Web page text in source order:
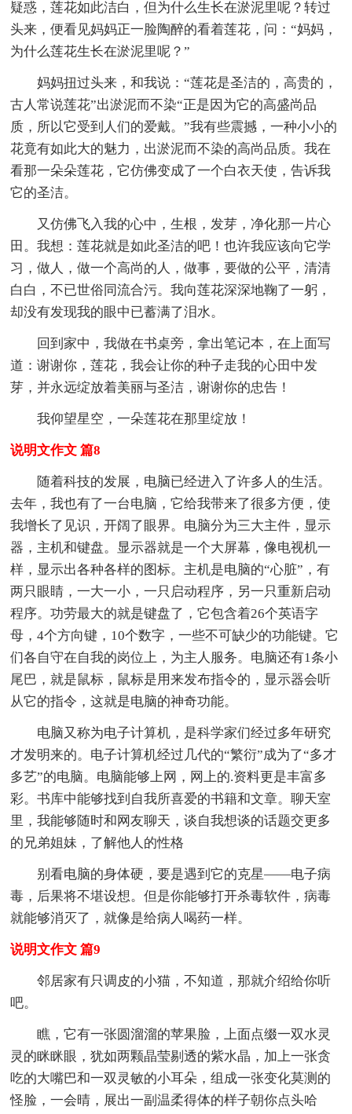
疑惑，莲花如此洁白，但为什么生长在淤泥里呢？转过
头来，便看见妈妈正一脸陶醉的看着莲花，问：“妈妈，
为什么莲花生长在淤泥里呢？”
妈妈扭过头来，和我说：“莲花是圣洁的，高贵的，
古人常说莲花”出淤泥而不染“正是因为它的高盛尚品
质，所以它受到人们的爱戴。”我有些震撼，一种小小的
花竟有如此大的魅力，出淤泥而不染的高尚品质。我在
看那一朵朵莲花，它仿佛变成了一个白衣天使，告诉我
它的圣洁。
又仿佛飞入我的心中，生根，发芽，净化那一片心
田。我想：莲花就是如此圣洁的吧！也许我应该向它学
习，做人，做一个高尚的人，做事，要做的公平，清清
白白，不已世俗同流合污。我向莲花深深地鞠了一躬，
却没有发现我的眼中已蓄满了泪水。
回到家中，我做在书桌旁，拿出笔记本，在上面写
道：谢谢你，莲花，我会让你的种子走我的心田中发
芽，并永远绽放着美丽与圣洁，谢谢你的忠告！
我仰望星空，一朵莲花在那里绽放！
说明文作文 篇8
随着科技的发展，电脑已经进入了许多人的生活。
去年，我也有了一台电脑，它给我带来了很多方便，使
我增长了见识，开阔了眼界。电脑分为三大主件，显示
器，主机和键盘。显示器就是一个大屏幕，像电视机一
样，显示出各种各样的图标。主机是电脑的“心脏”，有
两只眼睛，一大一小，一只启动程序，另一只重新启动
程序。功劳最大的就是键盘了，它包含着26个英语字
母，4个方向键，10个数字，一些不可缺少的功能键。它
们各自守在自我的岗位上，为主人服务。电脑还有1条小
尾巴，就是鼠标，鼠标是用来发布指令的，显示器会听
从它的指令，这就是电脑的神奇功能。
电脑又称为电子计算机，是科学家们经过多年研究
才发明来的。电子计算机经过几代的“繁衍”成为了“多才
多艺”的电脑。电脑能够上网，网上的.资料更是丰富多
彩。书库中能够找到自我所喜爱的书籍和文章。聊天室
里，我能够随时和网友聊天，谈自我想谈的话题交更多
的兄弟姐妹，了解他人的性格
别看电脑的身体硬，要是遇到它的克星——电子病
毒，后果将不堪设想。但是你能够打开杀毒软件，病毒
就能够消灭了，就像是给病人喝药一样。
说明文作文 篇9
邻居家有只调皮的小猫，不知道，那就介绍给你听
吧。
瞧，它有一张圆溜溜的苹果脸，上面点缀一双水灵
灵的眯眯眼，犹如两颗晶莹剔透的紫水晶，加上一张贪
吃的大嘴巴和一双灵敏的小耳朵，组成一张变化莫测的
怪脸，一会晴，展出一副温柔得体的样子朝你点头哈